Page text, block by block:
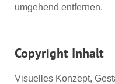
umgehend entfernen.
Copyright Inhalt
Visuelles Konzept,